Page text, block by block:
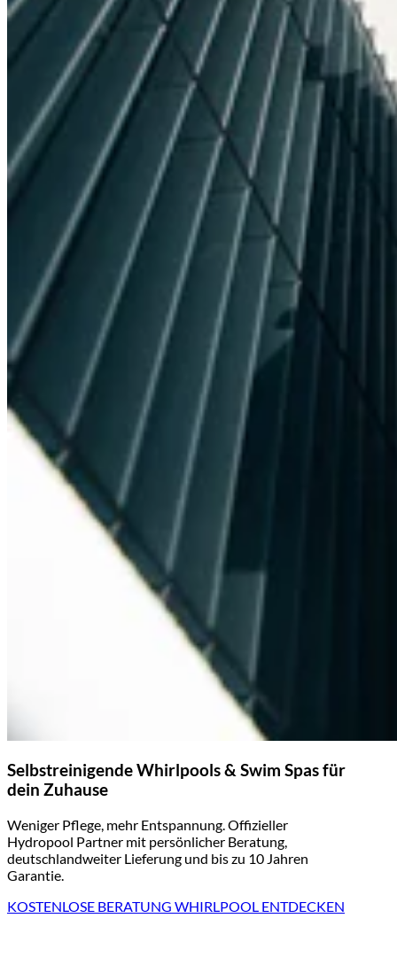
Selbstreinigende Whirlpools & Swim Spas für
dein Zuhause
Weniger Pflege, mehr Entspannung. Offizieller
Hydropool Partner mit persönlicher Beratung,
deutschlandweiter Lieferung und bis zu 10 Jahren
Garantie.
KOSTENLOSE BERATUNG WHIRLPOOL ENTDECKEN